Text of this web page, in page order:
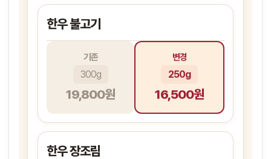
한우 불고기
기존
19,800원
300g
변경
16,500원
250g
한우 장조림